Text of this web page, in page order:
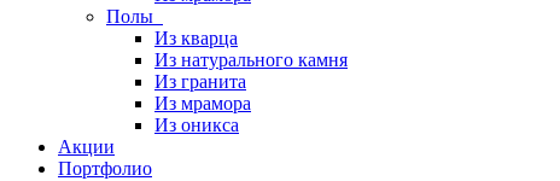
Полы
Из кварца
Из натурального камня
Из гранита
Из мрамора
Из оникса
Акции
Портфолио